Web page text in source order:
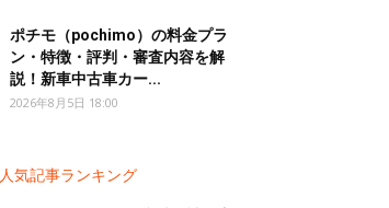
ポチモ（pochimo）の料金プラ
ン・特徴・評判・審査内容を解
説！新車中古車カー...
2026年8月5日 18:00
人気記事ランキング